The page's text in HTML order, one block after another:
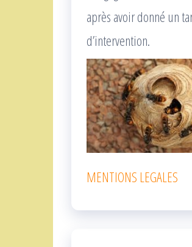
après avoir donné un
d’intervention.
MENTIONS LEGALES